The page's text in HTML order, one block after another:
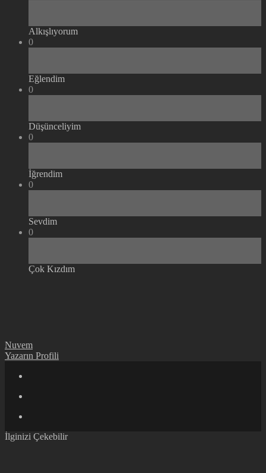
Alkışlıyorum
0
Eğlendim
0
Düşünceliyim
0
İğrendim
0
Sevdim
0
Çok Kızdım
Nuvem
Yazarın Profili
İlginizi Çekebilir